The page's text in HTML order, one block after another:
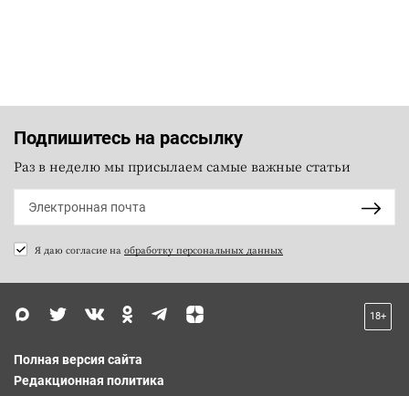
Подпишитесь на рассылку
Раз в неделю мы присылаем самые важные статьи
Я даю согласие на обработку персональных данных
18+
Полная версия сайта
Редакционная политика